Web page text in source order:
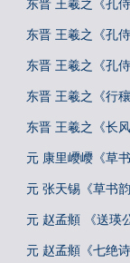
东晋 王羲之《孔
东晋 王羲之《孔
东晋 王羲之《孔
东晋 王羲之《行穰
东晋 王羲之《长
元 康里巎巎《草
元 张天锡《草书韵
元 赵孟頫 《送瑛
元 赵孟頫《七绝诗